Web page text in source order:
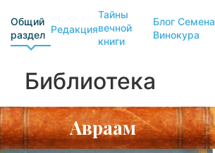
Общий
раздел Редакция
Тайны
вечной
книги
Блог Семена
Винокура
Библиотека
Авраам